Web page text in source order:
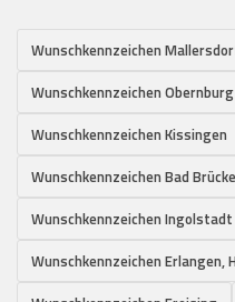
Wunschkennzeichen
Wunschkennzeichen Obernburg
Wunschkennzeichen Kissingen
Wunschkennzeichen Bad
Wunschkennzeichen Ingolstadt
Wunschkennzeichen Erlangen,